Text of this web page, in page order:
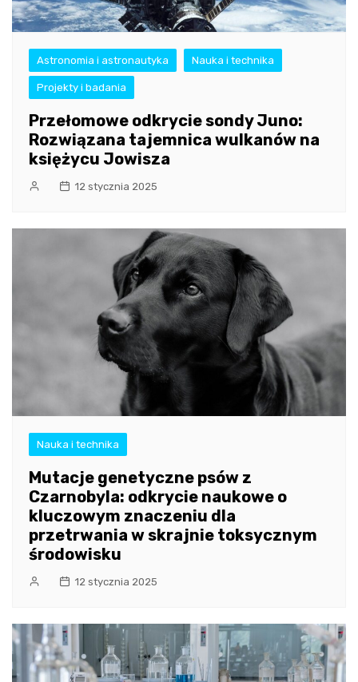
Astronomia i astronautyka Nauka i technika
Projekty i badania
Przełomowe odkrycie sondy Juno:
Rozwiązana tajemnica wulkanów na
księżycu Jowisza
12 stycznia 2025
Nauka i technika
Mutacje genetyczne psów z
Czarnobyla: odkrycie naukowe o
kluczowym znaczeniu dla
przetrwania w skrajnie toksycznym
środowisku
12 stycznia 2025